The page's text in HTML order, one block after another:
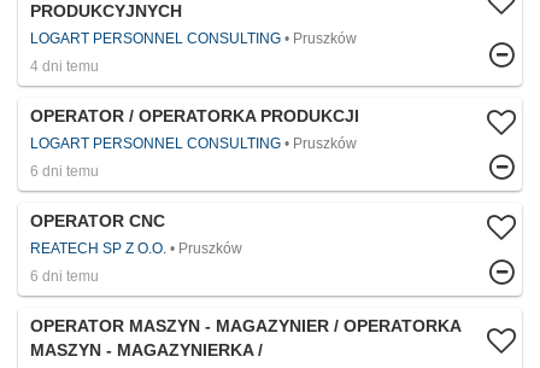
PRODUKCYJNYCH
LOGART PERSONNEL CONSULTING
Pruszków
4 dni temu
OPERATOR / OPERATORKA PRODUKCJI
LOGART PERSONNEL CONSULTING
Pruszków
6 dni temu
OPERATOR CNC
REATECH SP Z O.O.
Pruszków
6 dni temu
OPERATOR MASZYN - MAGAZYNIER / OPERATORKA
MASZYN - MAGAZYNIERKA /